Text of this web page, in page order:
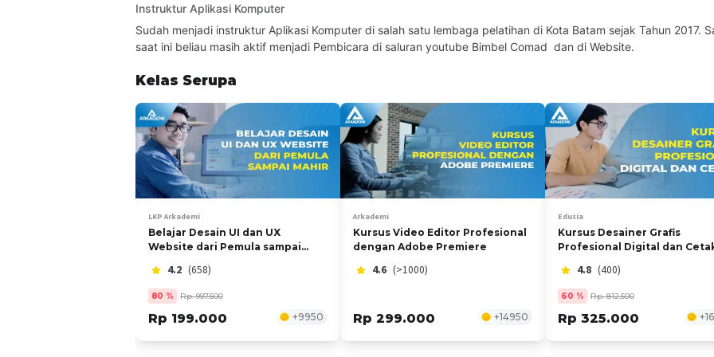
Instruktur Aplikasi Komputer
Sudah menjadi instruktur Aplikasi Komputer di salah satu lembaga pelatihan di Kota Batam sejak Tahun 2017.
saat ini beliau masih aktif menjadi Pembicara di saluran youtube Bimbel Comad dan di Website.
Kelas Serupa
LKP Arkademi
Belajar Desain UI dan UX
Website dari Pemula sampai
4.2 (658)
80 % Rp. 997.500
Rp 199.000 +9950
Arkademi
Kursus Video Editor Profesional
dengan Adobe Premiere
4.6 (>1000)
Rp 299.000 +14950
Edusia
Kursus Desainer Grafis
Profesional Digital dan
4.8 (400)
60 % Rp. 812.500
Rp 325.000 +